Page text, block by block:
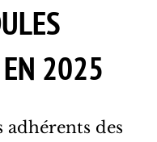
2025
adhérents des